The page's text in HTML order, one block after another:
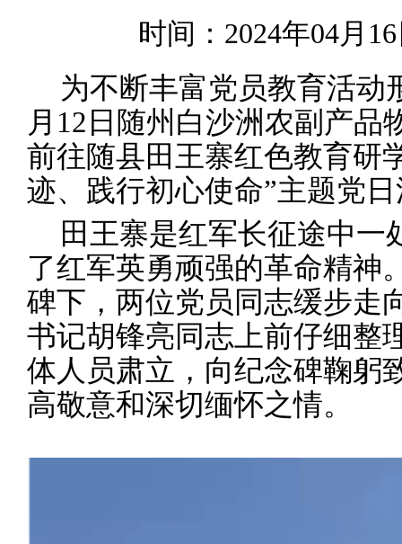
时间：2024年04月
为不断丰富党员教育活动
月12日 随州白沙洲农副产品
前往随县田王寨红色教育研
迹、 践行初心使命”主题党
田王寨是红军长征途中
了红军英勇顽强的革命精神
碑下， 两位党员同志缓步走
书记胡锋亮同志上前仔细整
体人员肃立，向纪念碑鞠躬
高敬意和深切缅怀之情。